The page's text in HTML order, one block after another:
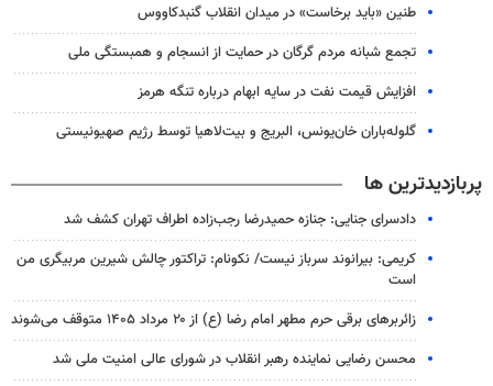
طنین «باید برخاست» در میدان انقلاب گنبدکاووس
تجمع شبانه مردم گرگان در حمایت از انسجام و همبستگی ملی
افزایش قیمت نفت در سایه ابهام درباره تنگه هرمز
گلوله‌باران خان‌یونس، البریج و بیت‌لاهیا توسط رژیم صهیونیستی
پربازدیدترین ها
دادسرای جنایی: جنازه حمیدرضا رجب‌زاده اطراف تهران کشف شد
کریمی: بیرانوند سرباز نیست/ نکونام: تراکتور چالش شیرین مربیگری من
است
زائربرهای برقی حرم مطهر امام رضا (ع) از ۲۰ مرداد ۱۴۰۵ متوقف می‌شوند
محسن رضایی نماینده رهبر انقلاب در شورای عالی امنیت ملی شد